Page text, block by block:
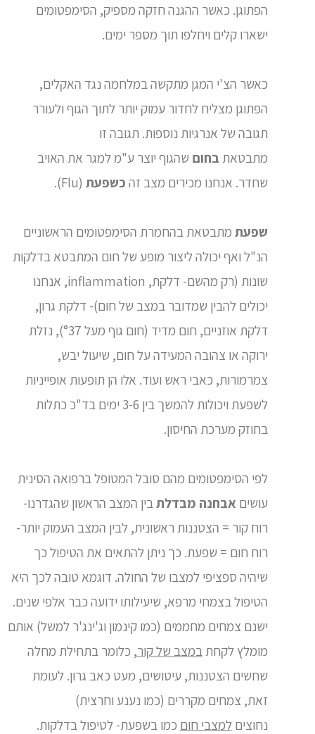
הפתוגן. כאשר ההגנה חזקה מספיק, הסימפטומים
ישארו קלים ויחלפו תוך מספר ימים.
כאשר הצ'י המגן מתקשה במלחמה נגד האקלים,
הפתוגן מצליח לחדור עמוק יותר לתוך הגוף ולעורר
תגובה של אנרגיות נוספות. תגובה זו
מתבטאת בחום שהגוף יוצר ע"מ למגר את האויב
שחדר. אנחנו מכירים מצב זה כשפעת (Flu).
שפעת מתבטאת בהחמרת הסימפטומים הראשוניים
הנ"ל ואף יכולה ליצור מופע של חום המתבטא בדלקות
שונות (רק מהשם- דלקת, inflammation, אנחנו
יכולים להבין שמדובר במצב של חום)- דלקת גרון,
דלקת אוזניים, חום מדיד (חום גוף מעל °37), נזלת
ירוקה או צהובה המעידה על חום, שיעול יבש,
צמרמורות, כאבי ראש ועוד. אלו הן תופעות אופייניות
לשפעת ויכולות להמשך בין 3-6 ימים בד"כ כתלות
בחוזק מערכת החיסון.
לפי הסימפטומים מהם סובל המטופל ברפואה הסינית
עושים אבחנה מבדלתבין המצב הראשון שהגדרנו-
רוח קור = הצטננות ראשונית, לבין המצב העמוק יותר-
רוח חום = שפעת. כך ניתן להתאים את הטיפול כך
שיהיה ספציפי למצבו של החולה. דוגמא טובה לכך היא
הטיפול בצמחי מרפא, שיעילותו ידועה כבר אלפי שנים.
ישנם צמחים מחממים (כמו קינמון וג'ינג'ר למשל) אותם
מומלץ לקחתבמצב של קור, כלומר בתחילת מחלה
שחשים הצטננות, עיטושים, מעט כאב גרון. לעומת
זאת, צמחים מקררים (כמו נענע וחרצית)
נחוציםלמצבי חום כמו בשפעת- לטיפול בדלקות.